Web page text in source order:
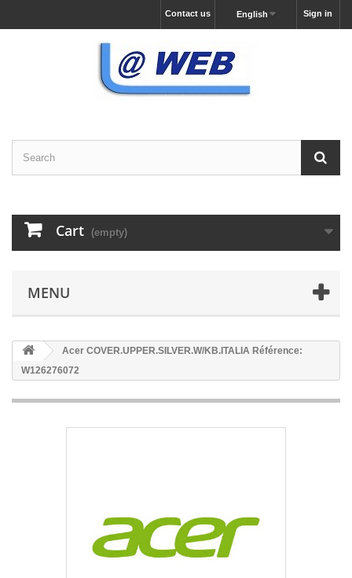
Sign in
English
Contact us
Cart (empty)
MENU
Acer COVER.UPPER.SILVER.W/KB.ITALIA Référence:
W126276072